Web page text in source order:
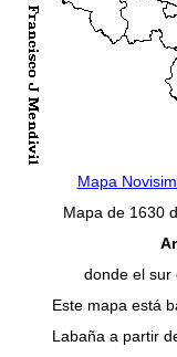
Mapa
Mapa de 1630
donde el sur
Este mapa está
Labaña a partir